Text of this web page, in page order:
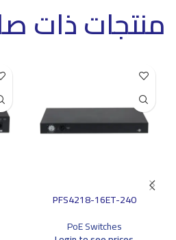
منتجات ذات
PFS4218-16ET-240
PoE Switches